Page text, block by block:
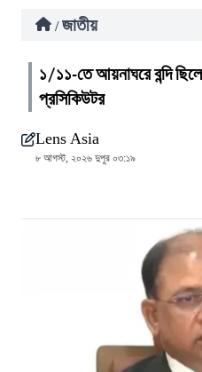
/ জাতীয়
১/১১-তে আয়নাঘরে বন্দি
প্রসিকিউটর
Lens Asia
৮ আগস্ট, ২০২৬ দুপুর ০৩:১৯